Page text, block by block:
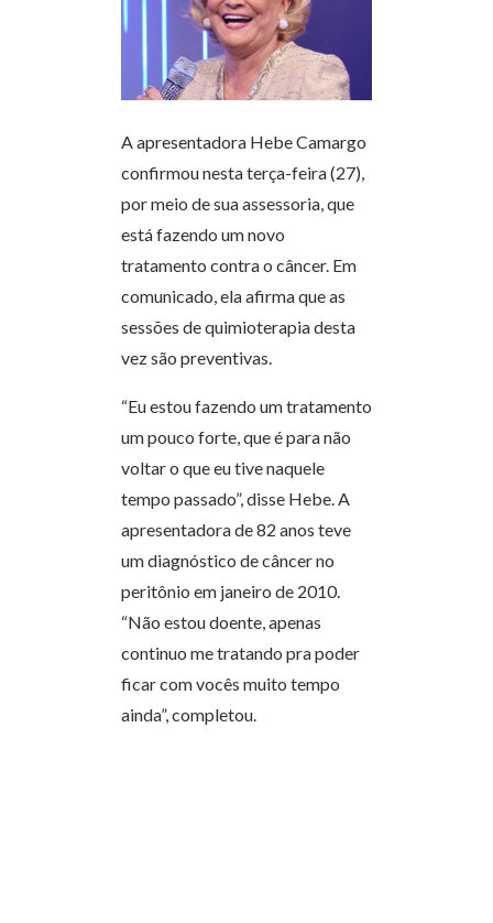
A apresentadora Hebe Camargo
confirmou nesta terça-feira (27),
por meio de sua assessoria, que
está fazendo um novo
tratamento contra o câncer. Em
comunicado, ela afirma que as
sessões de quimioterapia desta
vez são preventivas.
“Eu estou fazendo um tratamento
um pouco forte, que é para não
voltar o que eu tive naquele
tempo passado”, disse Hebe. A
apresentadora de 82 anos teve
um diagnóstico de câncer no
peritônio em janeiro de 2010.
“Não estou doente, apenas
continuo me tratando pra poder
ficar com vocês muito tempo
ainda”, completou.